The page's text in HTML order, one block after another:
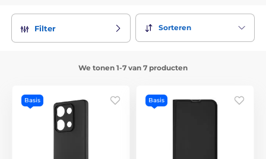
Filter Sorteren
We tonen 1-7 van 7 producten
Basis Basis